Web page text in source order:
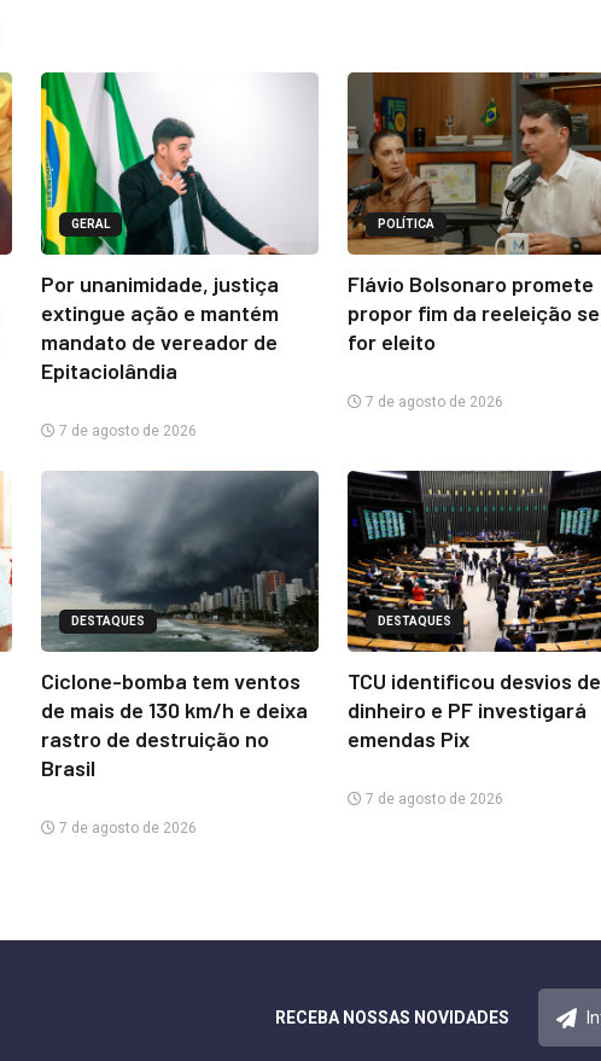
GERAL
Por unanimidade, justiça
extingue ação e mantém
mandato de vereador de
Epitaciolândia
7 de agosto de 2026
POLÍTICA
Flávio Bolsonaro promete
propor fim da reeleição se
for eleito
7 de agosto de 2026
DESTAQUES
Ciclone-bomba tem ventos
de mais de 130 km/h e deixa
rastro de destruição no
Brasil
7 de agosto de 2026
DESTAQUES
TCU identificou desvios de
dinheiro e PF investigará
emendas Pix
7 de agosto de 2026
RECEBA NOSSAS NOVIDADES